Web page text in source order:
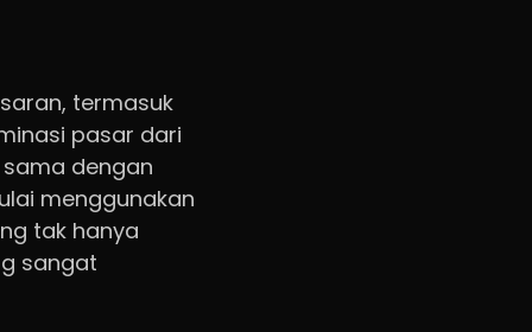
termasuk
pasar dari
dengan
menggunakan
tak hanya
sangat